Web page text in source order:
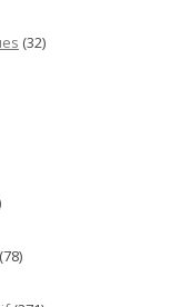
(32)
(78)